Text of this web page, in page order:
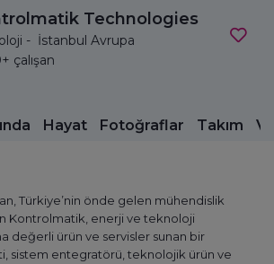
Technologies
- İstanbul Avrupa
çalışan
Hayat Fotoğraflar Takım
Türkiye’nin önde gelen mühendislik
Kontrolmatik, enerji ve teknoloji
değerli ürün ve servisler sunan bir
sistem entegratörü, teknolojik ürün ve